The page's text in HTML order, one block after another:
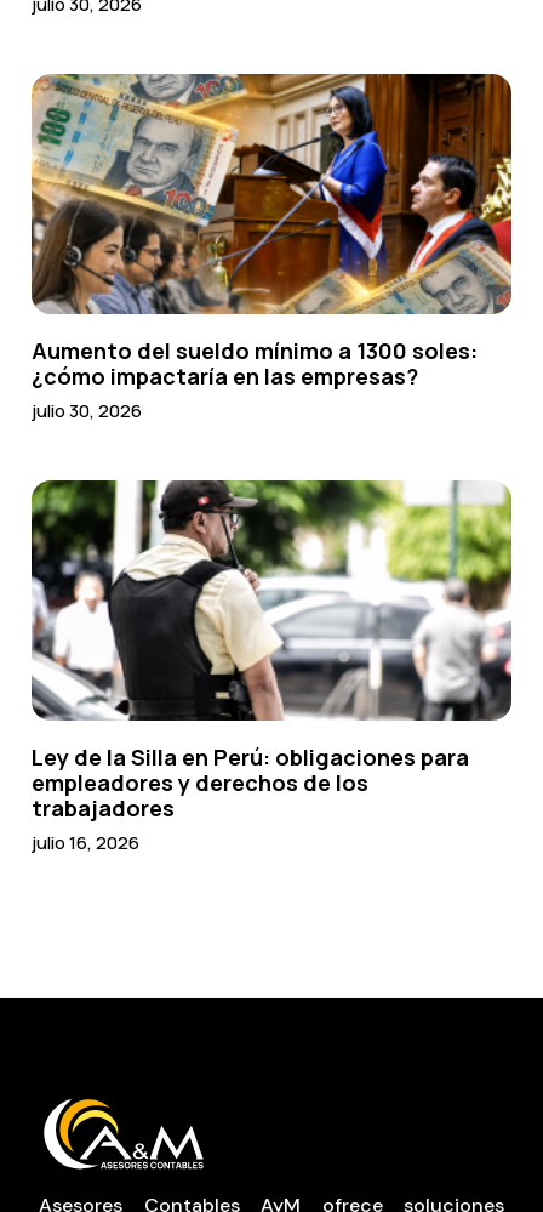
Aumento del sueldo mínimo a 1300 soles:
¿cómo impactaría en las empresas?
julio 30, 2026
Ley de la Silla en Perú: obligaciones para
empleadores y derechos de los
trabajadores
julio 16, 2026
Asesores Contables AyM ofrece soluciones